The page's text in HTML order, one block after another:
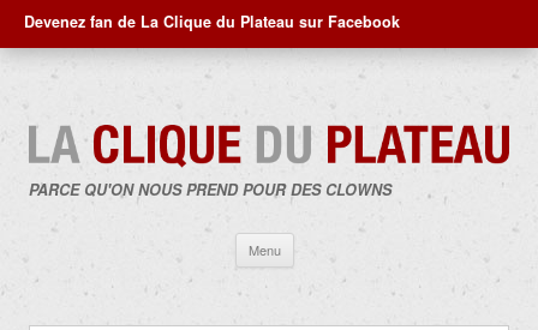
Devenez fan de La Clique du Plateau sur Facebook
PARCE QU'ON NOUS PREND POUR DES CLOWNS
Menu
contenu